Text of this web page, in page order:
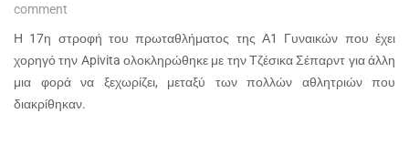
comment
Η 17η στροφή του πρωταθλήματος της Α1 Γυναικών που έχει
χορηγό την Apivita ολοκληρώθηκε με την Τζέσικα Σέπαρντ για άλλη
μια φορά να ξεχωρίζει, μεταξύ των πολλών αθλητριών που
διακρίθηκαν.